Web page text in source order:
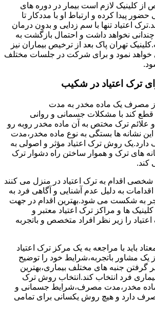
از کلینیک لازم است بیمار در دوره های
پیدا کرده و ارتباط او با مددکار تا
اعتیاد تنها با سم زدایی و بدون درمان
نخواهد داشت و احتمال بازگشت به
تهران پاک بعد از ترخیص بیماران نیز
خواهد نمود و برای شرکت در جلسات مختلف
ترک اعتیاد در شکیب
مصرف یک ماده مخدر به مدت
کند با مشکلات جسمانی و روانی
علائم ترک مختص به آن ماده مخدر روبه رو
نشانه ها بستگی به نوع ماده مخدر،مدت
روش ترک اعتیاد مؤثر و اصولی به
های ترک و هموار ساختن راه دشوار ترک
کند.
اقدام به ترک اعتیاد در منزل می کنند
اقدامات به دلیل عدم آشنایی و آگاهی فرد به
به شکست می شود.بهترین اقدام در جهت
ها و مراکز ترک اعتیاد معتبر و
را زیر نظر افراد متخصص و باتجربه
باید با مراجعه به یک مرکز ترک اعتیاد
یک مشاور باتجربه،شرایط خود را توضیح
گرفتن جنبه های مختلف بیماری،بهترین
فرد انتخاب کند.انتخاب روش ترک
ماده مخدر،مدت مصرف،شرایط جسمانی و
دارد و هیچ روش یکسانی برای تمامی